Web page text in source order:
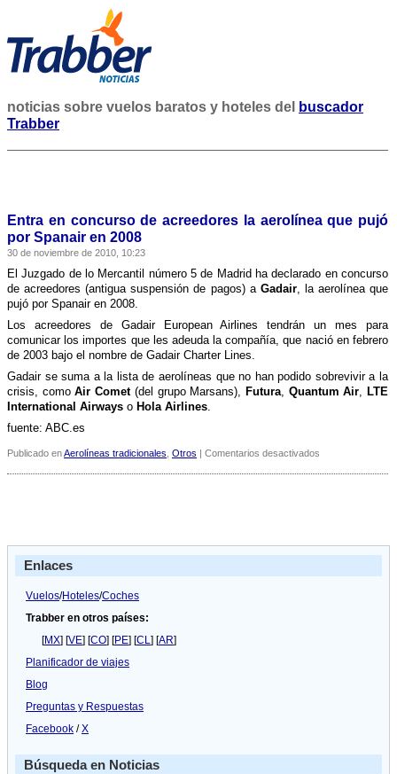
noticias sobre vuelos baratos y hoteles del
buscador
Trabber
Entra en concurso de acreedores la aerolí­nea que pujó
por Spanair en 2008
30 de noviembre de 2010, 10:23
El Juzgado de lo Mercantil número 5 de Madrid ha declarado en concurso
de acreedores (antigua suspensión de pagos) a Gadair, la aerolí­nea que
pujó por Spanair en 2008.
Los acreedores de Gadair European Airlines tendrán un mes para
comunicar los importes que les adeuda la compañí­a, que nació en febrero
de 2003 bajo el nombre de Gadair Charter Lines.
Gadair se suma a la lista de aerolí­neas que no han podido sobrevivir a la
crisis, comoAir Comet(del grupo Marsans), Futura, Quantum Air, LTE
International Airways o Hola Airlines.
fuente: ABC.es
Publicado enAerolíneas tradicionales Otros | Comentarios desactivados
que
Enlaces
Vuelos/Hoteles/Coches
Trabber en otros países:
[MX] [VE] [CO] [PE] [CL] [AR]
Planificador de viajes
Blog
Preguntas y Respuestas
Facebook /X
Búsqueda en Noticias